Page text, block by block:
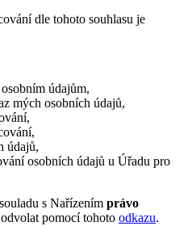
dle tohoto souhlasu je
údajům,
mých osobních údajů,
údajů,
osobních údajů u Úřadu pro
s Nařízením právo
odvolat pomocí tohoto odkazu.